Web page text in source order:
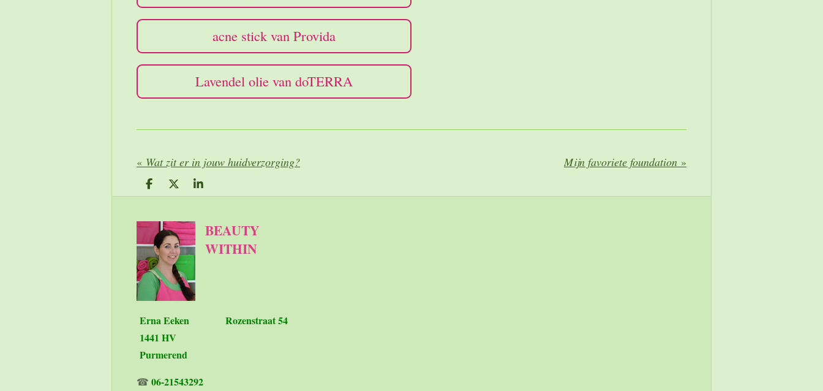
acne stick van Provida
Lavendel olie van doTERRA
« Wat zit er in jouw huidverzorging? Mijn favoriete foundation »
D
e
e
n
D
e
l
S
h
BEAUTY
WITHIN
Erna Eeken Rozenstraat 54
1441 HV
Purmerend
☎ 06-21543292